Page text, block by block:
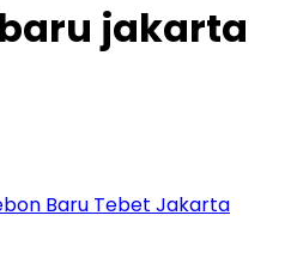
jakarta